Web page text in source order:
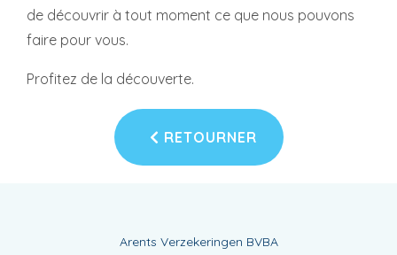
de découvrir à tout moment ce que nous pouvons
faire pour vous.
Profitez de la découverte.
RETOURNER
Arents Verzekeringen BVBA